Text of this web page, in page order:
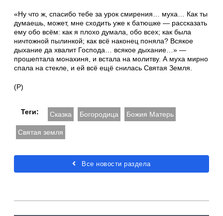
«Ну что ж, спасибо тебе за урок смирения… муха… Как ты
думаешь, может, мне сходить уже к батюшке — рассказать
ему обо всём: как я плохо думала, обо всех; как была
ничтожной пылинкой; как всё наконец поняла? Всякое
дыхание да хвалит Господа… всякое дыхание…» —
прошептала монахиня, и встала на молитву. А муха мирно
спала на стекле, и ей всё ещё снилась Святая Земля.
(Р)
Теги: Сказка Богородица Божия Матерь
Святая земля
Все новости раздела